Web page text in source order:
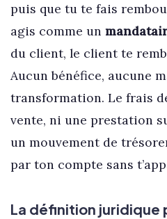
puis que tu te fais
agis comme un
du client, le client te
Aucun bénéfice, aucune
transformation. Le frais
vente, ni une prestation
un mouvement de
par ton compte sans
La définition juridique